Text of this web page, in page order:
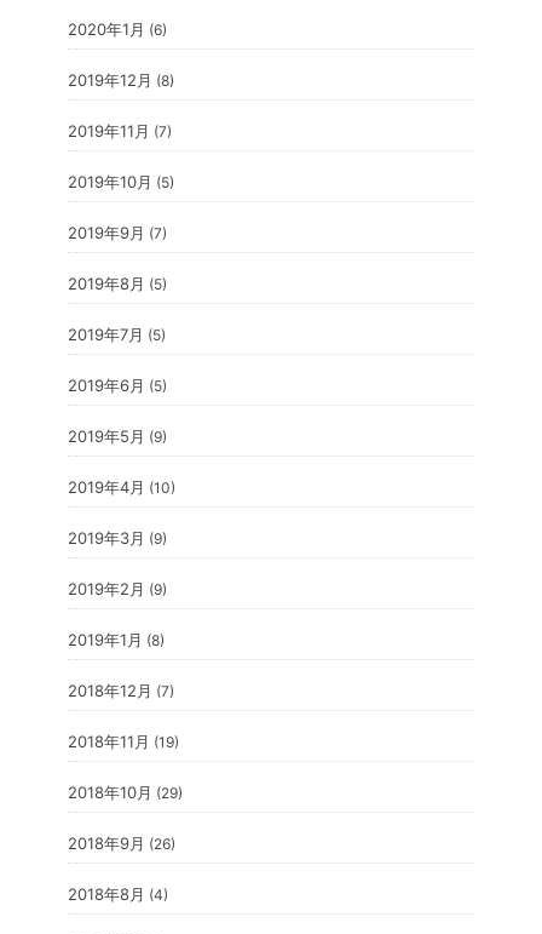
2020年1月 (6)
2019年12月 (8)
2019年11月 (7)
2019年10月 (5)
2019年9月 (7)
2019年8月 (5)
2019年7月 (5)
2019年6月 (5)
2019年5月 (9)
2019年4月 (10)
2019年3月 (9)
2019年2月 (9)
2019年1月 (8)
2018年12月 (7)
2018年11月 (19)
2018年10月 (29)
2018年9月 (26)
2018年8月 (4)